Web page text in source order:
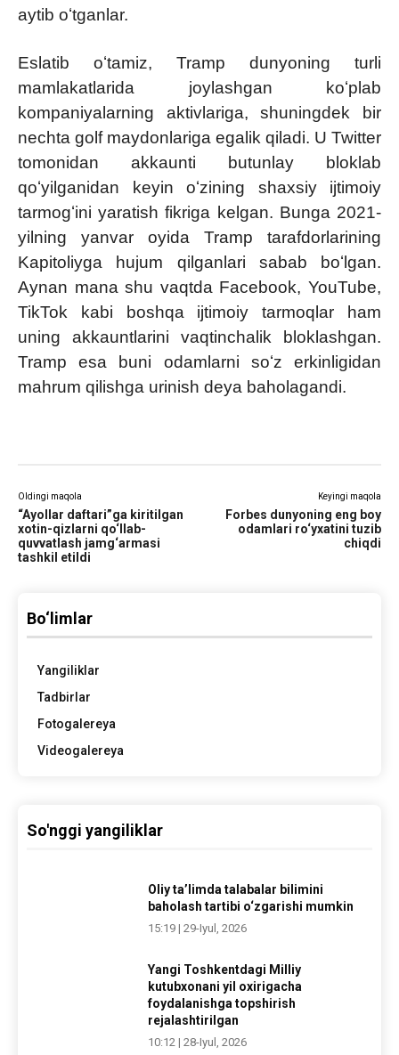
aytib oʻtganlar.
Eslatib oʻtamiz, Tramp dunyoning turli
mamlakatlarida joylashgan koʻplab
kompaniyalarning aktivlariga, shuningdek bir
nechta golf maydonlariga egalik qiladi. U Twitter
tomonidan akkaunti butunlay bloklab
qoʻyilganidan keyin oʻzining shaxsiy ijtimoiy
tarmogʻini yaratish fikriga kelgan. Bunga 2021-
yilning yanvar oyida Tramp tarafdorlarining
Kapitoliyga hujum qilganlari sabab boʻlgan.
Aynan mana shu vaqtda Facebook, YouTube,
TikTok kabi boshqa ijtimoiy tarmoqlar ham
uning akkauntlarini vaqtinchalik bloklashgan.
Tramp esa buni odamlarni soʻz erkinligidan
mahrum qilishga urinish deya baholagandi.
Oldingi maqola
“Ayollar daftari”ga kiritilgan
xotin-qizlarni qo‘llab-
quvvatlash jamg‘armasi
tashkil etildi
Keyingi maqola
Forbes dunyoning eng boy
odamlari ro‘yxatini tuzib
chiqdi
Bo‘limlar
Yangiliklar
Tadbirlar
Fotogalereya
Videogalereya
So'nggi yangiliklar
Oliy ta’limda talabalar bilimini
baholash tartibi o‘zgarishi mumkin
15:19 | 29-Iyul, 2026
Yangi Toshkentdagi Milliy
kutubxonani yil oxirigacha
foydalanishga topshirish
rejalashtirilgan
10:12 | 28-Iyul, 2026